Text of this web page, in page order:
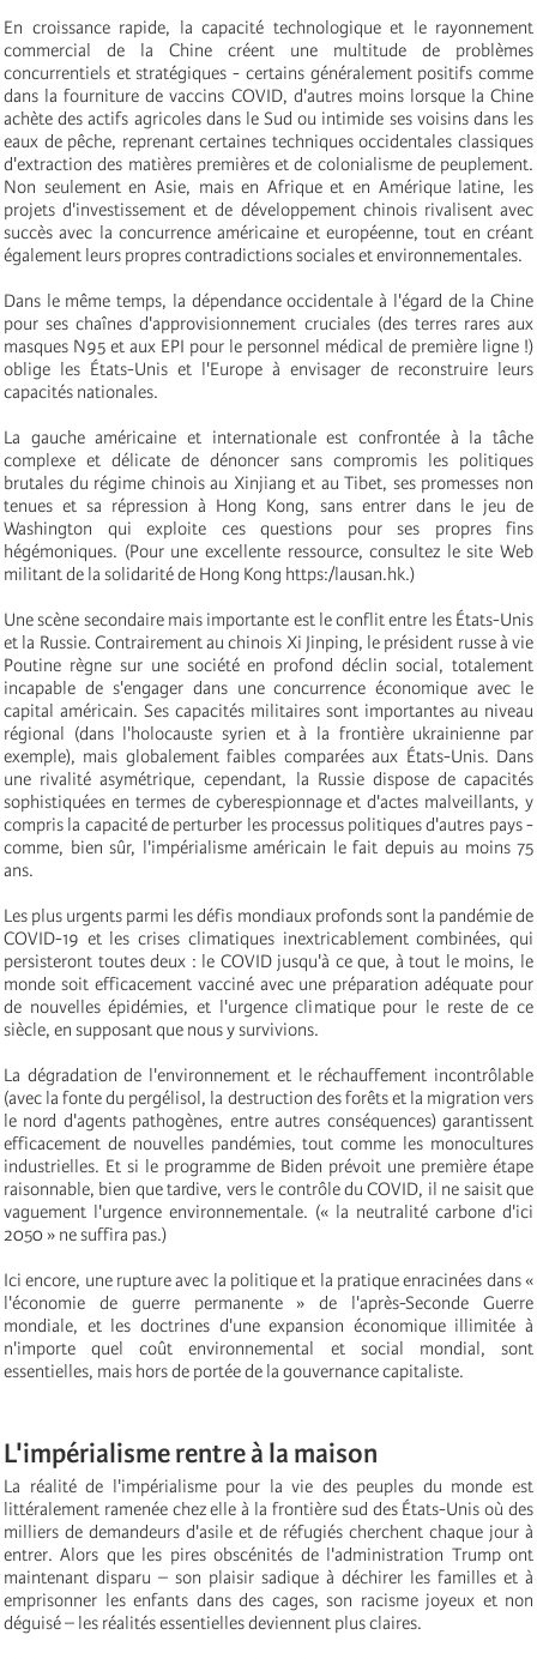
En croissance rapide, la capacité technologique et le rayonnement
commercial de la Chine créent une multitude de problèmes
concurrentiels et stratégiques - certains généralement positifs comme
dans la fourniture de vaccins COVID, d'autres moins lorsque la Chine
achète des actifs agricoles dans le Sud ou intimide ses voisins dans les
eaux de pêche, reprenant certaines techniques occidentales classiques
d'extraction des matières premières et de colonialisme de peuplement.
Non seulement en Asie, mais en Afrique et en Amérique latine, les
projets d'investissement et de développement chinois rivalisent avec
succès avec la concurrence américaine et européenne, tout en créant
également leurs propres contradictions sociales et environnementales.
Dans le même temps, la dépendance occidentale à l'égard de la Chine
pour ses chaînes d'approvisionnement cruciales (des terres rares aux
masques N95 et aux EPI pour le personnel médical de première ligne !)
oblige les États-Unis et l'Europe à envisager de reconstruire leurs
capacités nationales.
La gauche américaine et internationale est confrontée à la tâche
complexe et délicate de dénoncer sans compromis les politiques
brutales du régime chinois au Xinjiang et au Tibet, ses promesses non
tenues et sa répression à Hong Kong, sans entrer dans le jeu de
Washington qui exploite ces questions pour ses propres fins
hégémoniques. (Pour une excellente ressource, consultez le site Web
militant de la solidarité de Hong Kong https:/lausan.hk.)
Une scène secondaire mais importante est le conflit entre les États-Unis
et la Russie. Contrairement au chinois Xi Jinping, le président russe à vie
Poutine règne sur une société en profond déclin social, totalement
incapable de s'engager dans une concurrence économique avec le
capital américain. Ses capacités militaires sont importantes au niveau
régional (dans l'holocauste syrien et à la frontière ukrainienne par
exemple), mais globalement faibles comparées aux États-Unis. Dans
une rivalité asymétrique, cependant, la Russie dispose de capacités
sophistiquées en termes de cyberespionnage et d'actes malveillants, y
compris la capacité de perturber les processus politiques d'autres pays -
comme, bien sûr, l'impérialisme américain le fait depuis au moins 75
ans.
Les plus urgents parmi les défis mondiaux profonds sont la pandémie de
COVID-19 et les crises climatiques inextricablement combinées, qui
persisteront toutes deux : le COVID jusqu'à ce que, à tout le moins, le
monde soit efficacement vacciné avec une préparation adéquate pour
de nouvelles épidémies, et l'urgence climatique pour le reste de ce
siècle, en supposant que nous y survivions.
La dégradation de l'environnement et le réchauffement incontrôlable
(avec la fonte du pergélisol, la destruction des forêts et la migration vers
le nord d'agents pathogènes, entre autres conséquences) garantissent
efficacement de nouvelles pandémies, tout comme les monocultures
industrielles. Et si le programme de Biden prévoit une première étape
raisonnable, bien que tardive, vers le contrôle du COVID, il ne saisit que
vaguement l'urgence environnementale. (« la neutralité carbone d'ici
2050 » ne suffira pas.)
Ici encore, une rupture avec la politique et la pratique enracinées dans «
l'économie de guerre permanente » de l'après-Seconde Guerre
mondiale, et les doctrines d'une expansion économique illimitée à
n'importe quel coût environnemental et social mondial, sont
essentielles, mais hors de portée de la gouvernance capitaliste.
L'impérialisme rentre à la maison
La réalité de l'impérialisme pour la vie des peuples du monde est
littéralement ramenée chez elle à la frontière sud des États-Unis où des
milliers de demandeurs d'asile et de réfugiés cherchent chaque jour à
entrer. Alors que les pires obscénités de l'administration Trump ont
maintenant disparu – son plaisir sadique à déchirer les familles et à
emprisonner les enfants dans des cages, son racisme joyeux et non
déguisé – les réalités essentielles deviennent plus claires.